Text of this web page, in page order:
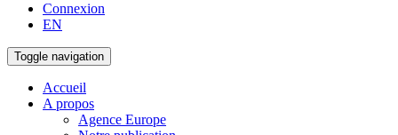
Connexion
EN
Toggle navigation
Accueil
A propos
Agence Europe